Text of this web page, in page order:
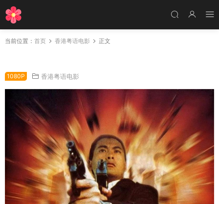
当前位置： 首页 香港粤语电影 正文
1080P 香港粤语电影